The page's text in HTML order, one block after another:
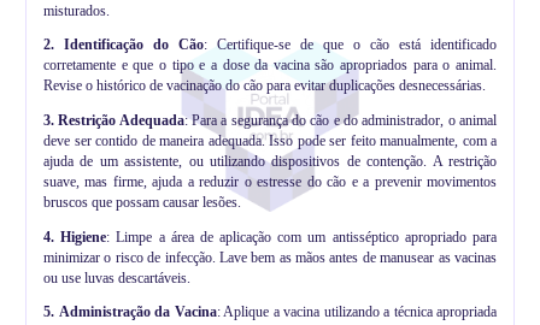
misturados.
2. Identificação do Cão: Certifique-se de que o cão está identificado
corretamente e que o tipo e a dose da vacina são apropriados para o animal.
Revise o histórico de vacinação do cão para evitar duplicações desnecessárias.
3.Restrição Adequada: Para a segurança do cão e do administrador, o animal
deve ser contido de maneira adequada. Isso pode ser feito manualmente, com a
ajuda de um assistente, ou utilizando dispositivos de contenção. A restrição
suave, mas firme, ajuda a reduzir o estresse do cão e a prevenir movimentos
bruscos que possam causar lesões.
4.Higiene: Limpe a área de aplicação com um antisséptico apropriado para
minimizar o risco de infecção. Lave bem as mãos antes de manusear as vacinas
ou use luvas descartáveis.
5. Administração da Vacina: Aplique a vacina utilizando a técnica apropriada